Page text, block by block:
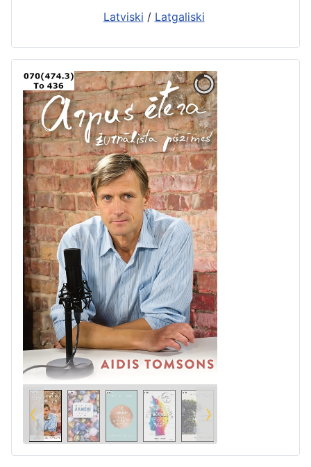
Latviski / Latgaliski